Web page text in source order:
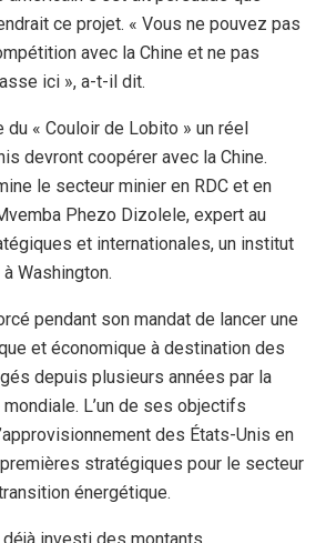
ce projet. « Vous ne pouvez pas
avec la Chine et ne pas
ici », a-t-il dit.
du « Couloir de Lobito » un réel
devront coopérer avec la Chine.
le secteur minier en RDC et en
Phezo Dizolele, expert au
et internationales, un institut
Washington.
pendant son mandat de lancer une
et économique à destination des
depuis plusieurs années par la
L’un de ses objectifs
des États-Unis en
stratégiques pour le secteur
énergétique.
investi des montants